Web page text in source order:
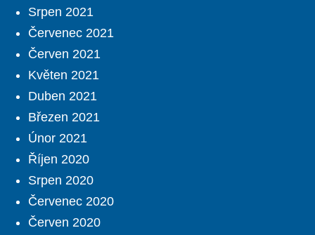
Srpen 2021
Červenec 2021
Červen 2021
Květen 2021
Duben 2021
Březen 2021
Únor 2021
Říjen 2020
Srpen 2020
Červenec 2020
Červen 2020